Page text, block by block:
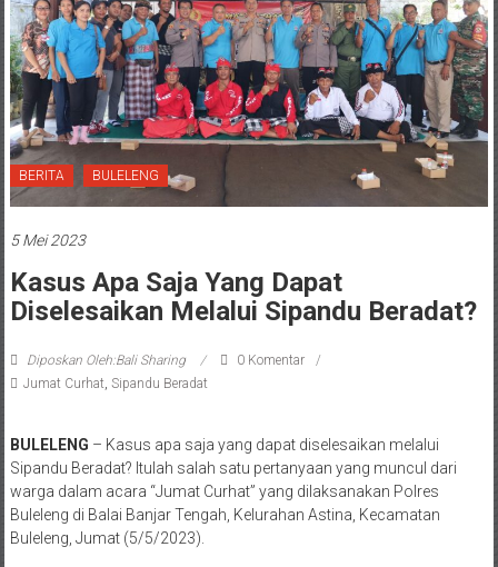
BERITA BULELENG
5 Mei 2023
Kasus Apa Saja Yang Dapat
Diselesaikan Melalui Sipandu Beradat?
Diposkan Oleh:Bali Sharing
0 Komentar
Jumat Curhat, Sipandu Beradat
BULELENG – Kasus apa saja yang dapat diselesaikan melalui
Sipandu Beradat? Itulah salah satu pertanyaan yang muncul dari
warga dalam acara “Jumat Curhat” yang dilaksanakan Polres
Buleleng di Balai Banjar Tengah, Kelurahan Astina, Kecamatan
Buleleng, Jumat (5/5/2023).